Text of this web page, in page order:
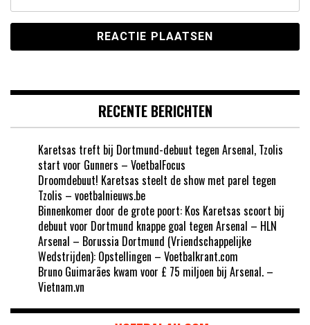
RECENTE BERICHTEN
Karetsas treft bij Dortmund-debuut tegen Arsenal, Tzolis
start voor Gunners – VoetbalFocus
Droomdebuut! Karetsas steelt de show met parel tegen
Tzolis – voetbalnieuws.be
Binnenkomer door de grote poort: Kos Karetsas scoort bij
debuut voor Dortmund knappe goal tegen Arsenal – HLN
Arsenal – Borussia Dortmund (Vriendschappelijke
Wedstrijden): Opstellingen – Voetbalkrant.com
Bruno Guimarães kwam voor £ 75 miljoen bij Arsenal. –
Vietnam.vn